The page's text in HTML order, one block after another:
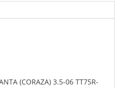
(CORAZA) 3.5-06 TT75R-